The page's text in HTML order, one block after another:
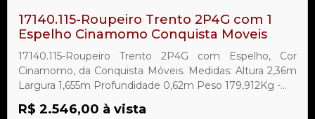
17140.115-Roupeiro Trento 2P4G com 1
Espelho Cinamomo Conquista Moveis
17140.115-Roupeiro Trento 2P4G com Espelho, Cor
Cinamomo, da Conquista Móveis. Medidas: Altura 2,36m
Largura 1,655m Profundidade 0,62m Peso 179,912Kg -...
R$ 2.546,00 à vista